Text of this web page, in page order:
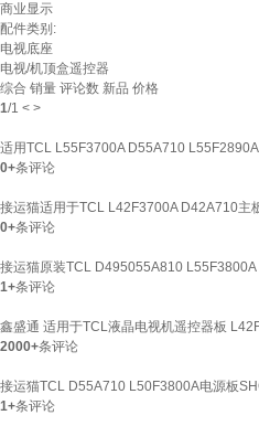
商业显示
配件类别:
电视底座
电视/机顶盒遥控器
综合 销量 评论数 新品 价格
1/1 < >
适用TCL L55F3700A D55A710
0+条评论
接运猫适用于TCL L42F3700A D42A710主
0+条评论
接运猫原装TCL D495055A810
1+条评论
鑫盛通 适用于TCL液晶电视机遥控器板
2000+条评论
接运猫TCL D55A710 L50F3800A电源板
1+条评论